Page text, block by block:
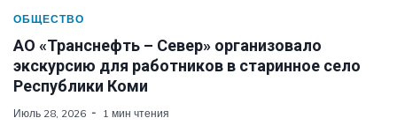
ОБЩЕСТВО
АО «Транснефть – Север» организовало
экскурсию для работников в старинное село
Республики Коми
Июль 28, 2026 1 мин чтения